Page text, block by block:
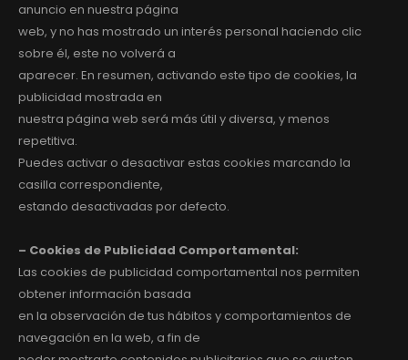
anuncio en nuestra página
web, y no has mostrado un interés personal haciendo clic
sobre él, este no volverá a
aparecer. En resumen, activando este tipo de cookies, la
publicidad mostrada en
nuestra página web será más útil y diversa, y menos
repetitiva.
Puedes activar o desactivar estas cookies marcando la
casilla correspondiente,
estando desactivadas por defecto.
– Cookies de Publicidad Comportamental:
Las cookies de publicidad comportamental nos permiten
obtener información basada
en la observación de tus hábitos y comportamientos de
navegación en la web, a fin de